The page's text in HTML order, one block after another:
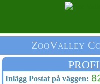
Inlägg Postat på väggen: